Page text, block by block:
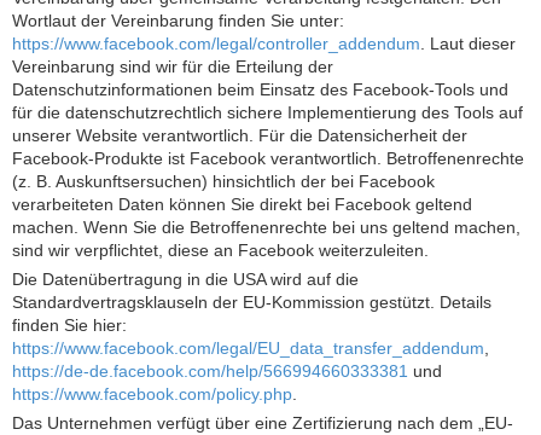
Wortlaut der Vereinbarung finden Sie unter:
https://www.facebook.com/legal/controller_addendum . Laut dieser
Vereinbarung sind wir für die Erteilung der
Datenschutzinformationen beim Einsatz des Facebook-Tools und
für die datenschutzrechtlich sichere Implementierung des Tools auf
unserer Website verantwortlich. Für die Datensicherheit der
Facebook-Produkte ist Facebook verantwortlich. Betroffenenrechte
(z. B. Auskunftsersuchen) hinsichtlich der bei Facebook
verarbeiteten Daten können Sie direkt bei Facebook geltend
machen. Wenn Sie die Betroffenenrechte bei uns geltend machen,
sind wir verpflichtet, diese an Facebook weiterzuleiten.
Die Datenübertragung in die USA wird auf die
Standardvertragsklauseln der EU-Kommission gestützt. Details
finden Sie hier:
https://www.facebook.com/legal/EU_data_transfer_addendum
https://de-de.facebook.com/help/566994660333381 und
https://www.facebook.com/policy.php
Das Unternehmen verfügt über eine Zertifizierung nach dem „EU-